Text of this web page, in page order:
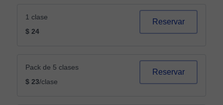
1 clase
$ 24
Reservar
Pack de 5 clases
$ 23/clase
Reservar